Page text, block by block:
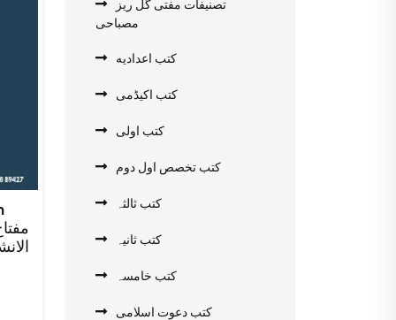
تصنیفات مفتی گل ریز
مصباحی
کتب اعدادیه
کتب اکیڈمی
کتب اولی
کتب تخصص اول دوم
کتب ثالثہ
کتب ثانیہ
کتب خامسہ
کتب دعوت اسلامی